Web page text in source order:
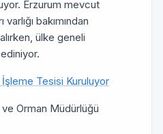
Erzurum mevcut
bakımından
ülke geneli
Tesisi Kuruluyor
ve Orman Müdürlüğü